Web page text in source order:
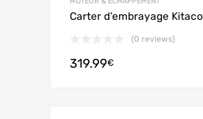
Carter d’embrayage Kitaco
(0 reviews)
319.99€